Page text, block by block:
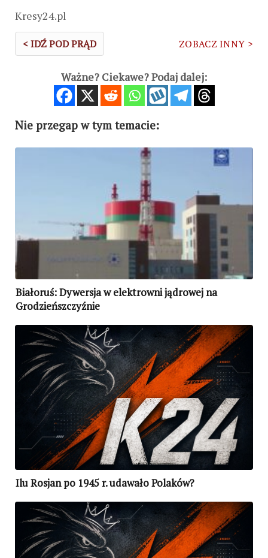
Kresy24.pl
< IDŹ POD PRĄD ZOBACZ INNY >
Ważne? Ciekawe? Podaj dalej:
Nie przegap w tym temacie:
Białoruś: Dywersja w elektrowni jądrowej na
Grodzieńszczyźnie
Ilu Rosjan po 1945 r. udawało Polaków?